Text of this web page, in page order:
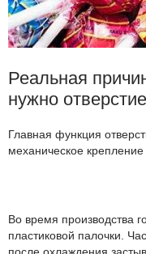
Реальная
нужно отверстие
Главная функция
механическое крепление
Во время производства
пластиковой палочки.
после охлаждения